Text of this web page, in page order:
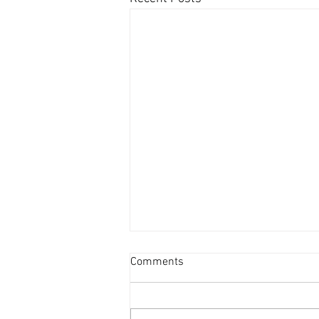
資產重估派Vs防守現金流派
Comments